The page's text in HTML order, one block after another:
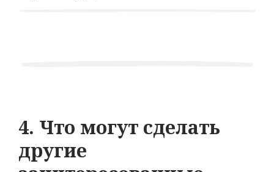
4. Что могут сделать
другие